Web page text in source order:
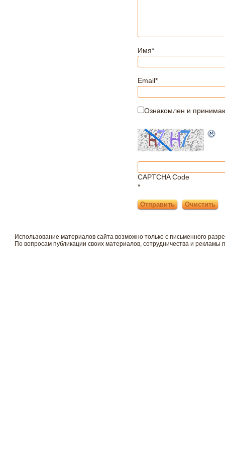
Имя*
Email*
Ознакомлен и
CAPTCHA Code
*
Использование материалов сайта возможно только с письменного
По вопросам публикации своих материалов, сотрудничества и